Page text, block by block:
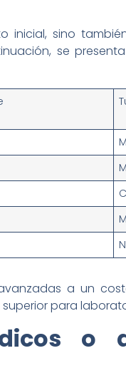
inicial, sino
se
a un
para
o